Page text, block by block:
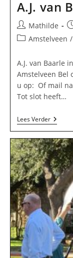
A.J. van
Bericht
auteur:
Mathilde
Berichtcategorie:
Amstelveen /
A.J. van Baarle
Amstelveen Bel
u op: Of mail
Tot slot heeft…
Lees VerderA.J.
Van
In